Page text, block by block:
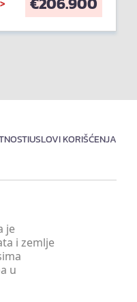
USLOVI KORIŠĆENJA
je
i zemlje
u